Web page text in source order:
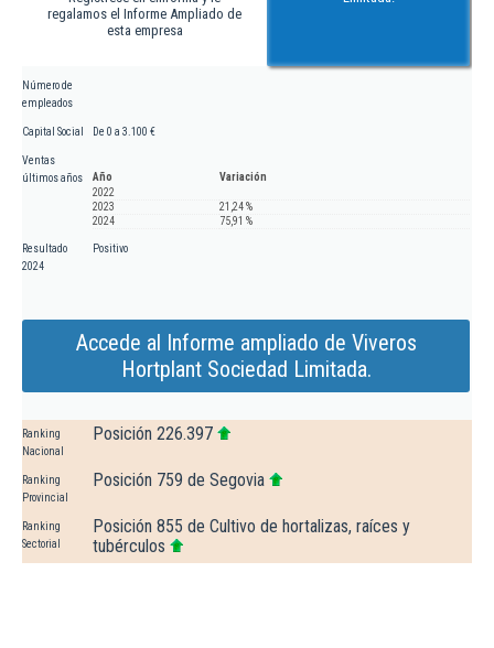
regalamos el Informe Ampliado de
esta empresa
Número de
empleados
Capital Social De 0 a 3.100 €
Ventas
últimos años
Año
Variación
2022
2023
21,24 %
2024
75,91 %
Resultado
2024
Positivo
Accede al Informe ampliado de Viveros
Hortplant Sociedad Limitada.
Ranking
Nacional
Posición 226.397
Ranking
Provincial
Posición 759 de Segovia
Ranking
Sectorial
Posición 855 de Cultivo de hortalizas, raíces y
tubérculos